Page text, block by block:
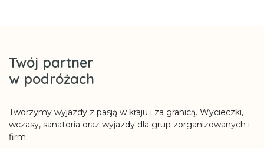
Twój partner
w podróżach
Tworzymy wyjazdy z pasją w kraju i za granicą. Wycieczki,
wczasy, sanatoria oraz wyjazdy dla grup zorganizowanych i
firm.